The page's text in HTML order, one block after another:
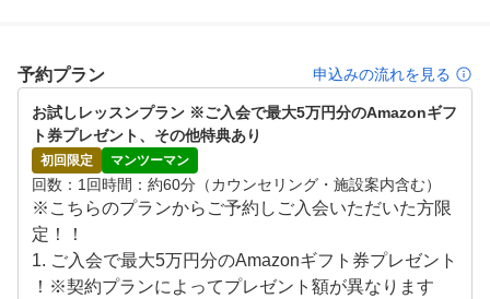
最新のシミュレーションマシンで、実際にコースをまわる
のに近い感覚で練習できるから、コースデビュー対策も万
全です。
周りを気にせず自分のゴルフに集中できる環境で上達でき
ます。
パーソナルレッスンで、フォームをしっかりチェックしな
予約プラン 申込みの流れを見る
お試しレッスンプラン ※ご入会で最大5万円分のAmazonギフ
ト券プレゼント、その他特典あり
初回限定 マンツーマン
回数 1回時間 約60分（カウンセリング・施設案内含む）
※こちらのプランからご予約しご入会いただいた方限
定！！
1. ご入会で最大5万円分のAmazonギフト券プレゼント
！※契約プランによってプレゼント額が異なります